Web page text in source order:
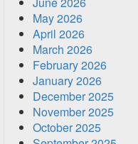
May 2026
April 2026
March 2026
February 2026
January 2026
December 2025
November 2025
October 2025